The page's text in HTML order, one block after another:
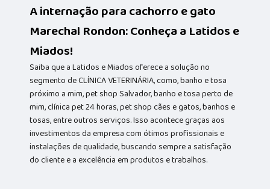
A internação para cachorro e gato
Marechal Rondon: Conheça a Latidos e
Miados!
Saiba que a Latidos e Miados oferece a solução no
segmento de CLÍNICA VETERINÁRIA, como, banho e tosa
próximo a mim, pet shop Salvador, banho e tosa perto de
mim, clínica pet 24 horas, pet shop cães e gatos, banhos e
tosas, entre outros serviços. Isso acontece graças aos
investimentos da empresa com ótimos profissionais e
instalações de qualidade, buscando sempre a satisfação
do cliente e a excelência em produtos e trabalhos.